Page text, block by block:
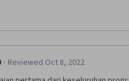
proper meaning. Hope that for
· Reviewed Oct 8, 2022